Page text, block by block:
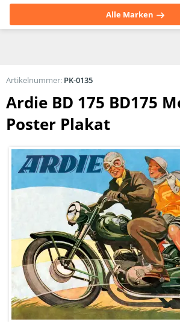
Alle Marken
Ardie BD 175 BD175
Poster Plakat
Artikelnummer: PK-0135